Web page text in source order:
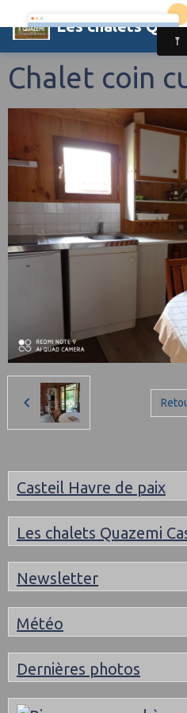
Les chalets
Chalet coin
Casteil Havre de paix
Les chalets Quazemi
Newsletter
Météo
Dernières photos